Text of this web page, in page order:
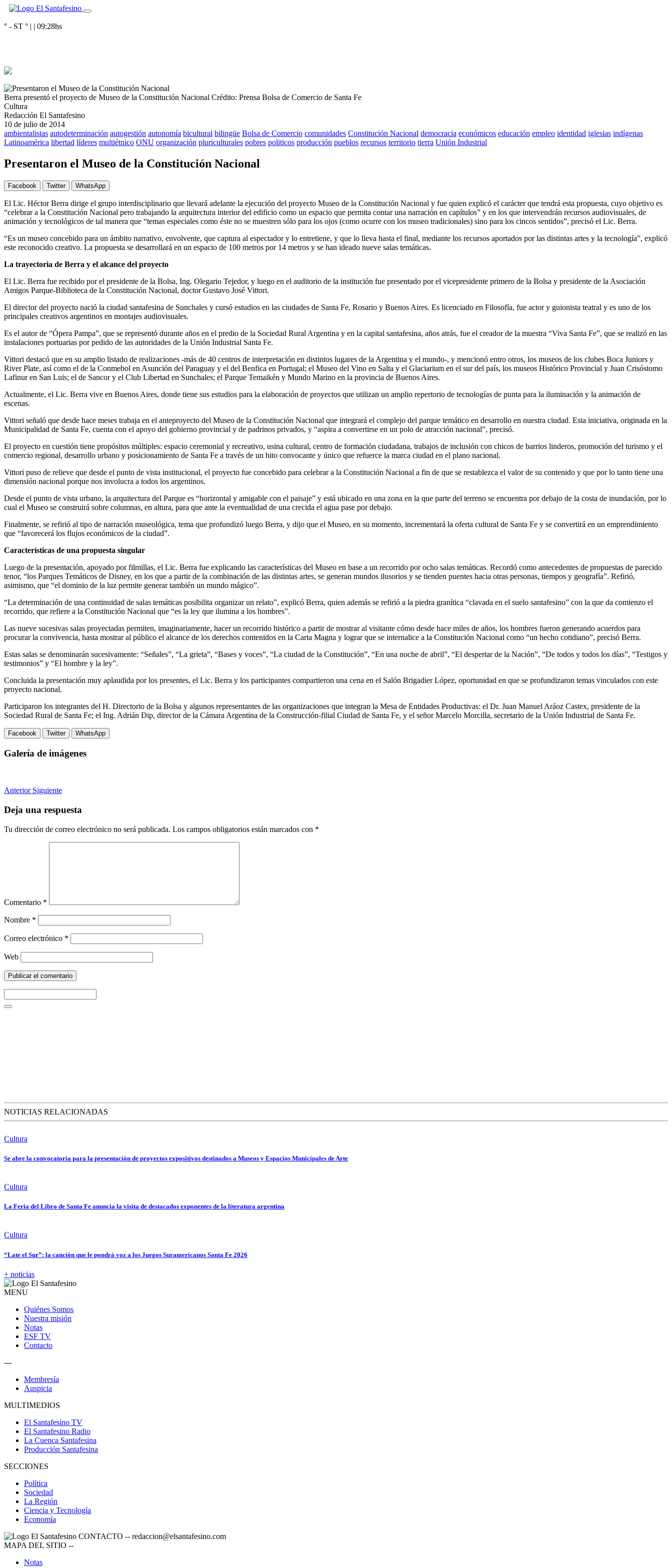
° - ST ° | | 09:28hs
Berra presentó el proyecto de Museo de la Constitución Nacional Crédito: Prensa Bolsa de Comercio de Santa Fe
Cultura
Redacción El Santafesino
10 de julio de 2014
ambientalistas autodeterminación autogestión autonomía bicultural bilingüe Bolsa de Comercio comunidades Constitución Nacional democracia económicos educación empleo identidad iglesias indígenas
Latinoamérica libertad líderes multiétnico ONU organización pluriculturales pobres politicos producción pueblos recursos territorio tierra Unión Industrial
Presentaron el Museo de la Constitución Nacional
Facebook Twitter WhatsApp
El Lic. Héctor Berra dirige el grupo interdisciplinario que llevará adelante la ejecución del proyecto Museo de la Constitución Nacional y fue quien explicó el carácter que tendrá esta propuesta, cuyo objetivo es
“celebrar a la Constitución Nacional pero trabajando la arquitectura interior del edificio como un espacio que permita contar una narración en capítulos” y en los que intervendrán recursos audiovisuales, de
animación y tecnológicos de tal manera que “temas especiales como éste no se muestren sólo para los ojos (como ocurre con los museo tradicionales) sino para los cincos sentidos”, precisó el Lic. Berra.
“Es un museo concebido para un ámbito narrativo, envolvente, que captura al espectador y lo entretiene, y que lo lleva hasta el final, mediante los recursos aportados por las distintas artes y la tecnología”, explicó
este reconocido creativo. La propuesta se desarrollará en un espacio de 100 metros por 14 metros y se han ideado nueve salas temáticas.
La trayectoria de Berra y el alcance del proyecto
El Lic. Berra fue recibido por el presidente de la Bolsa, Ing. Olegario Tejedor, y luego en el auditorio de la institución fue presentado por el vicepresidente primero de la Bolsa y presidente de la Asociación
Amigos Parque-Biblioteca de la Constitución Nacional, doctor Gustavo José Vittori.
El director del proyecto nació la ciudad santafesina de Sunchales y cursó estudios en las ciudades de Santa Fe, Rosario y Buenos Aires. Es licenciado en Filosofía, fue actor y guionista teatral y es uno de los
principales creativos argentinos en montajes audiovisuales.
Es el autor de “Ópera Pampa”, que se representó durante años en el predio de la Sociedad Rural Argentina y en la capital santafesina, años atrás, fue el creador de la muestra “Viva Santa Fe”, que se realizó en las
instalaciones portuarias por pedido de las autoridades de la Unión Industrial Santa Fe.
Vittori destacó que en su amplio listado de realizaciones -más de 40 centros de interpretación en distintos lugares de la Argentina y el mundo-, y mencionó entro otros, los museos de los clubes Boca Juniors y
River Plate, así como el de la Conmebol en Asunción del Paraguay y el del Benfica en Portugal; el Museo del Vino en Salta y el Glaciarium en el sur del país, los museos Histórico Provincial y Juan Crisóstomo
Lafinur en San Luis; el de Sancor y el Club Libertad en Sunchales; el Parque Temaikén y Mundo Marino en la provincia de Buenos Aires.
Actualmente, el Lic. Berra vive en Buenos Aires, donde tiene sus estudios para la elaboración de proyectos que utilizan un amplio repertorio de tecnologías de punta para la iluminación y la animación de
escenas.
Vittori señaló que desde hace meses trabaja en el anteproyecto del Museo de la Constitución Nacional que integrará el complejo del parque temático en desarrollo en nuestra ciudad. Esta iniciativa, originada en la
Municipalidad de Santa Fe, cuenta con el apoyo del gobierno provincial y de padrinos privados, y “aspira a convertirse en un polo de atracción nacional”, precisó.
El proyecto en cuestión tiene propósitos múltiples: espacio ceremonial y recreativo, usina cultural, centro de formación ciudadana, trabajos de inclusión con chicos de barrios linderos, promoción del turismo y el
comercio regional, desarrollo urbano y posicionamiento de Santa Fe a través de un hito convocante y único que refuerce la marca ciudad en el plano nacional.
Vittori puso de relieve que desde el punto de vista institucional, el proyecto fue concebido para celebrar a la Constitución Nacional a fin de que se restablezca el valor de su contenido y que por lo tanto tiene una
dimensión nacional porque nos involucra a todos los argentinos.
Desde el punto de vista urbano, la arquitectura del Parque es “horizontal y amigable con el paisaje” y está ubicado en una zona en la que parte del terreno se encuentra por debajo de la costa de inundación, por lo
cual el Museo se construirá sobre columnas, en altura, para que ante la eventualidad de una crecida el agua pase por debajo.
Finalmente, se refirió al tipo de narración museológica, tema que profundizó luego Berra, y dijo que el Museo, en su momento, incrementará la oferta cultural de Santa Fe y se convertirá en un emprendimiento
que “favorecerá los flujos económicos de la ciudad”.
Características de una propuesta singular
Luego de la presentación, apoyado por filmillas, el Lic. Berra fue explicando las características del Museo en base a un recorrido por ocho salas temáticas. Recordó como antecedentes de propuestas de parecido
tenor, “los Parques Temáticos de Disney, en los que a partir de la combinación de las distintas artes, se generan mundos ilusorios y se tienden puentes hacia otras personas, tiempos y geografía”. Refirió,
asimismo, que “el dominio de la luz permite generar también un mundo mágico”.
“La determinación de una continuidad de salas temáticas posibilita organizar un relato”, explicó Berra, quien además se refirió a la piedra granítica “clavada en el suelo santafesino” con la que da comienzo el
recorrido, que refiere a la Constitución Nacional que “es la ley que ilumina a los hombres”.
Las nueve sucesivas salas proyectadas permiten, imaginariamente, hacer un recorrido histórico a partir de mostrar al visitante cómo desde hace miles de años, los hombres fueron generando acuerdos para
procurar la convivencia, hasta mostrar al público el alcance de los derechos contenidos en la Carta Magna y lograr que se internalice a la Constitución Nacional como “un hecho cotidiano”, precisó Berra.
Estas salas se denominarán sucesivamente: “Señales”, “La grieta”, “Bases y voces”, “La ciudad de la Constitución”, “En una noche de abril”, “El despertar de la Nación”, “De todos y todos los días”, “Testigos y
testimonios” y “El hombre y la ley”.
Concluida la presentación muy aplaudida por los presentes, el Lic. Berra y los participantes compartieron una cena en el Salón Brigadier López, oportunidad en que se profundizaron temas vinculados con este
proyecto nacional.
Participaron los integrantes del H. Directorio de la Bolsa y algunos representantes de las organizaciones que integran la Mesa de Entidades Productivas: el Dr. Juan Manuel Aráoz Castex, presidente de la
Sociedad Rural de Santa Fe; el Ing. Adrián Dip, director de la Cámara Argentina de la Construcción-filial Ciudad de Santa Fe, y el señor Marcelo Morcilla, secretario de la Unión Industrial de Santa Fe.
Facebook Twitter WhatsApp
Galería de imágenes
Anterior Siguiente
Deja una respuesta
Tu dirección de correo electrónico no será publicada. Los campos obligatorios están marcados con *
Comentario *
Nombre *
Correo electrónico *
Web
NOTICIAS RELACIONADAS
Cultura
Se abre la convocatoria para la presentación de proyectos expositivos destinados a Museos y Espacios Municipales de Arte
Cultura
La Feria del Libro de Santa Fe anuncia la visita de destacados exponentes de la literatura argentina
Cultura
“Late el Sur”: la canción que le pondrá voz a los Juegos Suramericanos Santa Fe 2026
+ noticias
MENU
Quiénes Somos
Nuestra misión
Notas
ESF TV
Contacto
---
Membresía
Auspicia
MULTIMEDIOS
El Santafesino TV
El Santafesino Radio
La Cuenca Santafesina
Producción Santafesina
SECCIONES
Política
Sociedad
La Región
Ciencia y Tecnología
Economía
CONTACTO -- redaccion@elsantafesino.com
MAPA DEL SITIO --
Notas